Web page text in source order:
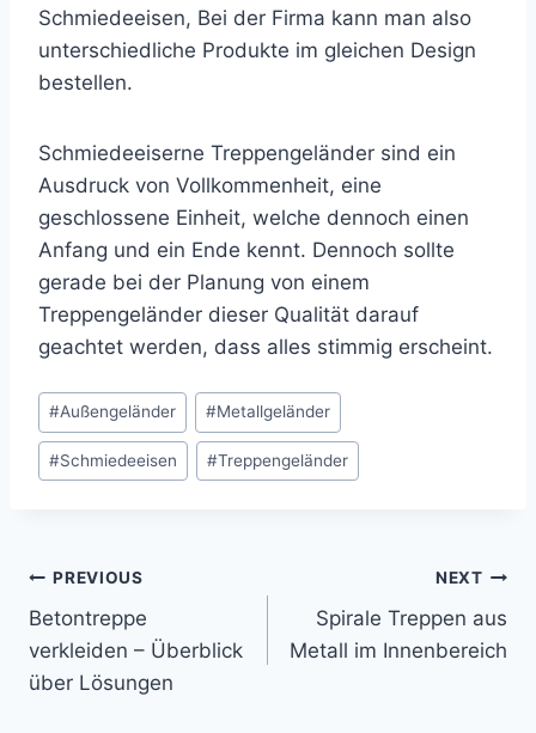
Schmiedeeisen, Bei der Firma kann man also
unterschiedliche Produkte im gleichen Design
bestellen.
Schmiedeeiserne Treppengeländer sind ein
Ausdruck von Vollkommenheit, eine
geschlossene Einheit, welche dennoch einen
Anfang und ein Ende kennt. Dennoch sollte
gerade bei der Planung von einem
Treppengeländer dieser Qualität darauf
geachtet werden, dass alles stimmig erscheint.
Post
Tags:
#Außengeländer #Metallgeländer
#Schmiedeeisen #Treppengeländer
Post
navigation
PREVIOUS
Betontreppe
verkleiden – Überblick
über Lösungen
NEXT
Spirale Treppen aus
Metall im Innenbereich